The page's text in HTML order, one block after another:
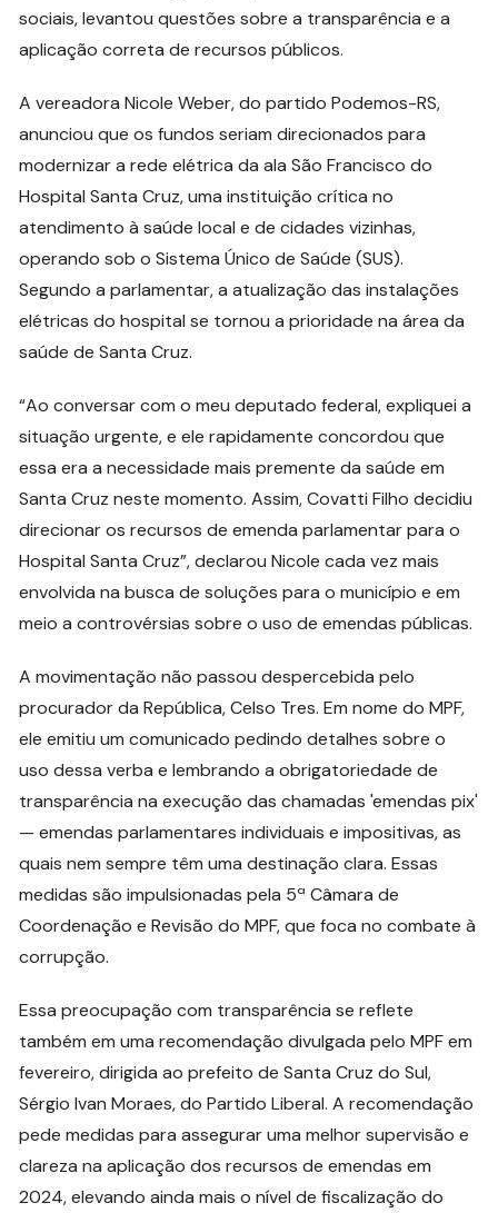
sociais, levantou questões sobre a transparência e a
aplicação correta de recursos públicos.
A vereadora Nicole Weber, do partido Podemos-RS,
anunciou que os fundos seriam direcionados para
modernizar a rede elétrica da ala São Francisco do
Hospital Santa Cruz, uma instituição crítica no
atendimento à saúde local e de cidades vizinhas,
operando sob o Sistema Único de Saúde (SUS).
Segundo a parlamentar, a atualização das instalações
elétricas do hospital se tornou a prioridade na área da
saúde de Santa Cruz.
“Ao conversar com o meu deputado federal, expliquei a
situação urgente, e ele rapidamente concordou que
essa era a necessidade mais premente da saúde em
Santa Cruz neste momento. Assim, Covatti Filho decidiu
direcionar os recursos de emenda parlamentar para o
Hospital Santa Cruz”, declarou Nicole cada vez mais
envolvida na busca de soluções para o município e em
meio a controvérsias sobre o uso de emendas públicas.
A movimentação não passou despercebida pelo
procurador da República, Celso Tres. Em nome do MPF,
ele emitiu um comunicado pedindo detalhes sobre o
uso dessa verba e lembrando a obrigatoriedade de
transparência na execução das chamadas 'emendas pix'
— emendas parlamentares individuais e impositivas, as
quais nem sempre têm uma destinação clara. Essas
medidas são impulsionadas pela 5ª Câmara de
Coordenação e Revisão do MPF, que foca no combate à
corrupção.
Essa preocupação com transparência se reflete
também em uma recomendação divulgada pelo MPF em
fevereiro, dirigida ao prefeito de Santa Cruz do Sul,
Sérgio Ivan Moraes, do Partido Liberal. A recomendação
pede medidas para assegurar uma melhor supervisão e
clareza na aplicação dos recursos de emendas em
2024, elevando ainda mais o nível de fiscalização do